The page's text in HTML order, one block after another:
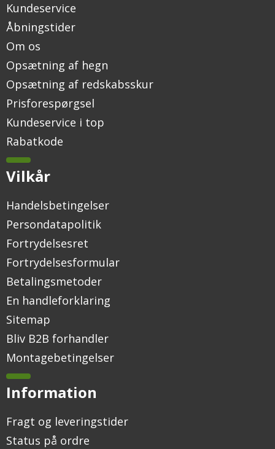
Kundeservice
Åbningstider
Om os
Opsætning af hegn
Opsætning af redskabsskur
Prisforespørgsel
Kundeservice i top
Rabatkode
Vilkår
Handelsbetingelser
Persondatapolitik
Fortrydelsesret
Fortrydelsesformular
Betalingsmetoder
En handleforklaring
Sitemap
Bliv B2B forhandler
Montagebetingelser
Information
Fragt og leveringstider
Status på ordre